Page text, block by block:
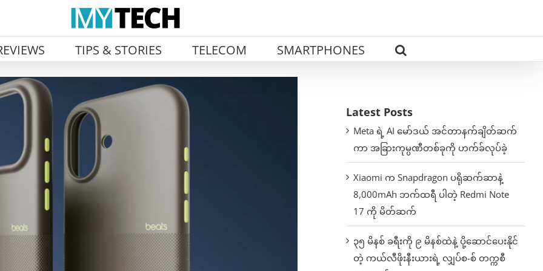
TIPS & STORIES TELECOM SMARTPHONES
Latest Posts
Meta ရဲ့ AI မော်ဒယ် အင်တာနက်ချိတ်ဆက်
ကာ အခြားကုမ္ပဏီတစ်ခုကို ဟက်ခ်လုပ်ခဲ့
Xiaomi က Snapdragon ပရိုဆက်ဆာနဲ့
8,000mAh ဘက်ထရီ ပါတဲ့ Redmi Note
17 ကို မိတ်ဆက်
၃၅ မိနစ် ခရီးကို ၉ မိနစ်ထဲနဲ့ ပို့ဆောင်ပေးနိုင်
တဲ့ ကယ်လီဖိုးနီးယားရဲ့ လျှပ်စ-စ် တက္ကစီ